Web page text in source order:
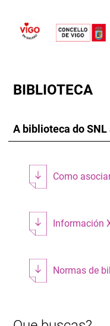
BIBLIOTECA
A biblioteca do
Como
Información
Normas de